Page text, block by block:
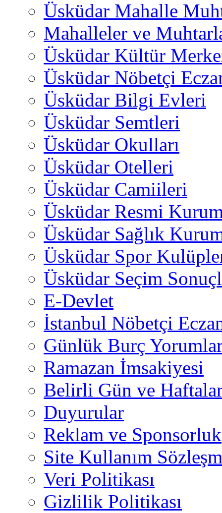
Üsküdar Mahalle
Mahalleler ve
Üsküdar Kültür
Üsküdar Nöbetçi
Üsküdar Bilgi Evleri
Üsküdar Semtleri
Üsküdar Okulları
Üsküdar Otelleri
Üsküdar Camiileri
Üsküdar Resmi
Üsküdar Sağlık
Üsküdar Spor
Üsküdar Seçim
E-Devlet
İstanbul Nöbetçi
Günlük Burç
Ramazan İmsakiyesi
Belirli Gün ve
Duyurular
Reklam ve Sponsorluk
Site Kullanım
Veri Politikası
Gizlilik Politikası